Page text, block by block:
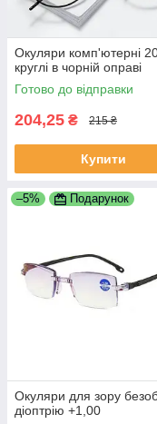
Окуляри комп'ютерні
круглі в чорній оправі
Готово до відправки
204,25 ₴ 215 ₴
Купити
–5% Подарунок
Окуляри для зору
діоптрію +1,00